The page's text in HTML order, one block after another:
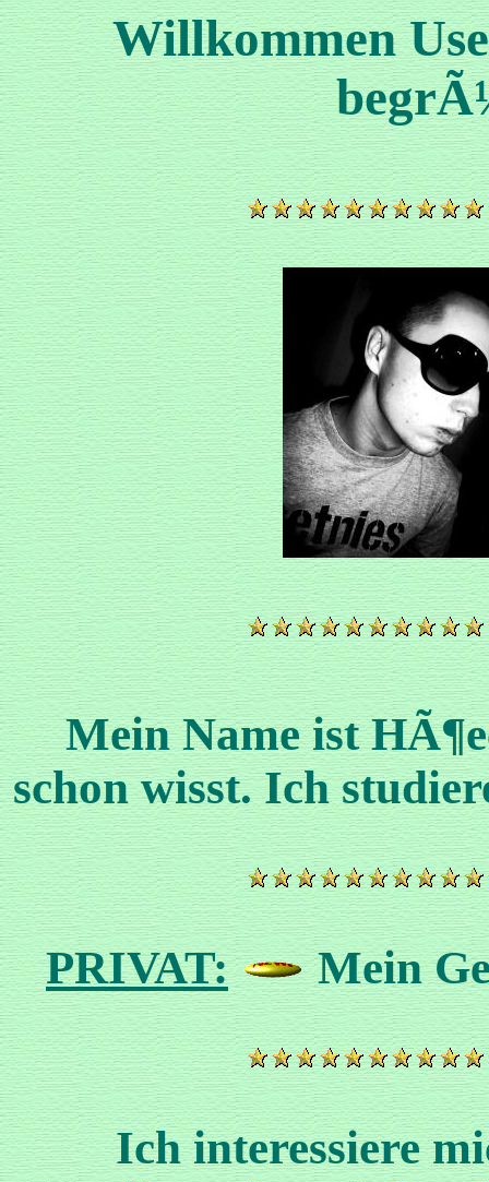
Willkommen
Mein Name ist
schon wisst. Ich
PRIVAT: Mein
Ich interessiere